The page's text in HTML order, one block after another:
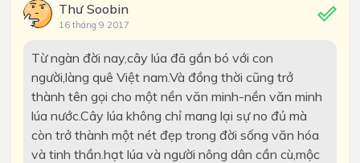
Thư Soobin
16 tháng 9 2017
Từ ngàn đời nay,cây lúa đã gắn bó với con
người,làng quê Việt nam.Và đồng thời cũng trở
thành tên gọi cho một nền văn minh-nền văn minh
lúa nước.Cây lúa không chỉ mang lại sự no đủ mà
còn trở thành một nét đẹp trong đời sống văn hóa
và tinh thần.hạt lúa và người nông dân cần cù,mộc